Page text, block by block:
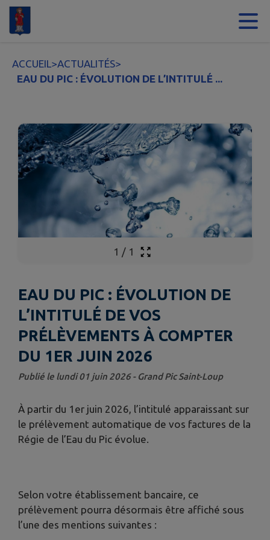
ACCUEIL>ACTUALITÉS>
EAU DU PIC : ÉVOLUTION DE L’INTITULÉ ...
1 / 1
EAU DU PIC : ÉVOLUTION DE
L’INTITULÉ DE VOS
PRÉLÈVEMENTS À COMPTER
DU 1ER JUIN 2026
Publié le lundi 01 juin 2026 - Grand Pic Saint-Loup
À partir du 1er juin 2026, l’intitulé apparaissant sur
le prélèvement automatique de vos factures de la
Régie de l’Eau du Pic évolue.
Selon votre établissement bancaire, ce
prélèvement pourra désormais être affiché sous
l’une des mentions suivantes :